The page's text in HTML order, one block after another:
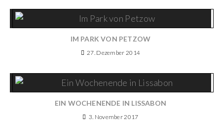
IM PARK VON PETZOW
27. Dezember 2014
EIN WOCHENENDE IN LISSABON
3. November 2017